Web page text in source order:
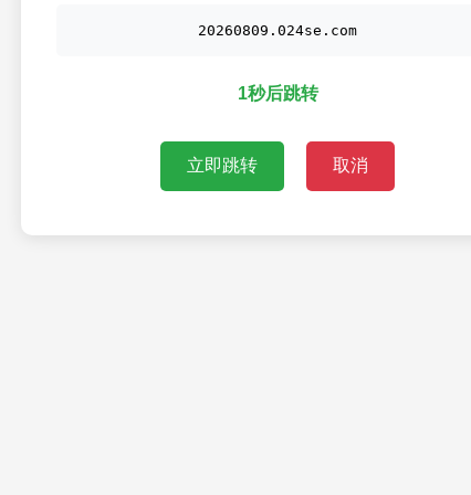
20260809.024se.com
1秒后跳转
立即跳转 取消